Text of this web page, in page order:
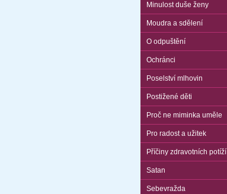
Minulost duše ženy
Moudra a sdělení
O odpuštění
Ochránci
Poselství mlhovin
Postižené děti
Proč ne miminka uměle
Pro radost a užitek
Příčiny zdravotních potíží
Satan
Sebevražda